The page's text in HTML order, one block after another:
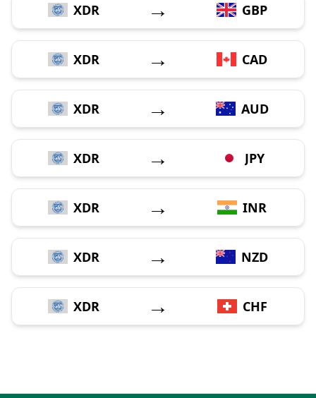
XDR → GBP
XDR → CAD
XDR → AUD
XDR → JPY
XDR → INR
XDR → NZD
XDR → CHF